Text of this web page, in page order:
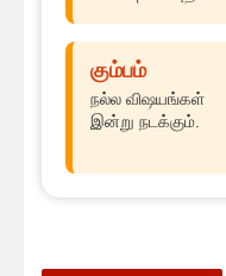
கும்பம்
நல்ல விஷயங்கள்
இன்று நடக்கும்.